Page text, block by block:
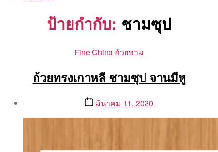
ป้ายกำกับ: ชามซุป
Categories
Fine China ถ้วยชาม
ถ้วยทรงเกาหลี ชามซุป จานมีหู
By
Postมีนาคม 11, 2020